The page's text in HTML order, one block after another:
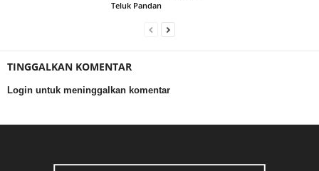
Teluk Pandan
TINGGALKAN KOMENTAR
Login untuk meninggalkan komentar